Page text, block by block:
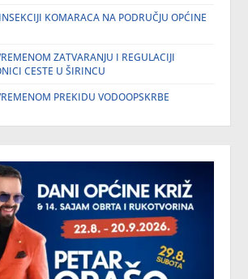
KOMARACA NA PODRUČJU OPĆINE
ZATVARANJU I REGULACIJI
CESTE U ŠIRINCU
PREKIDU VODOOPSKRBE